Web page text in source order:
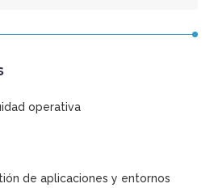
operativa
de aplicaciones y entornos